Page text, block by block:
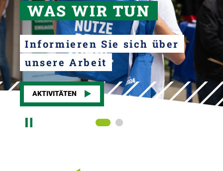
WAS WIR TUN
Informieren Sie sich über
unsere Arbeit
AKTIVITÄTEN
Slideshow pausieren